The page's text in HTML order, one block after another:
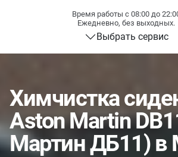
Время работы с 08:00 до
Ежедневно, без выходных.
Выбрать сервис
Химчистка
Aston Martin
Мартин ДБ11) в